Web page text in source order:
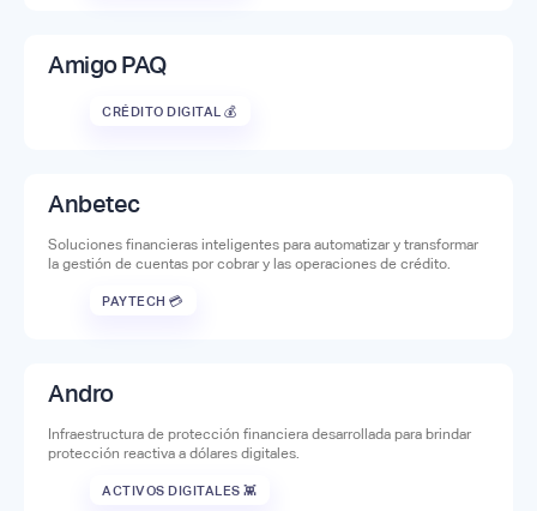
Amigo PAQ
CRÉDITO DIGITAL 💰
Anbetec
Soluciones financieras inteligentes para automatizar y transformar
la gestión de cuentas por cobrar y las operaciones de crédito.
PAYTECH 💳
Andro
Infraestructura de protección financiera desarrollada para brindar
protección reactiva a dólares digitales.
ACTIVOS DIGITALES 👾